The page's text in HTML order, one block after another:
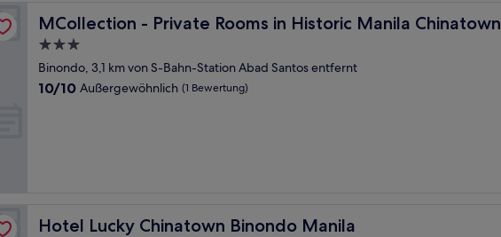
MCollection - Private Rooms in Historic Manila Chinatown
MCollection - Private Rooms in Historic Manila Chinatown
3.0-
Sterne-
Unterkunft
Binondo, 3,1 km von S-Bahn-Station Abad Santos entfernt
10.0
10/10 Außergewöhnlich (1 Bewertung)
Hotel Lucky Chinatown Binondo Manila
Hotel Lucky Chinatown Binondo Manila